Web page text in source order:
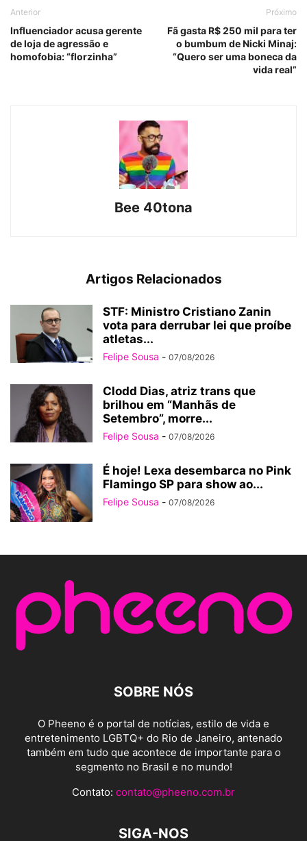
Anterior
Influenciador acusa gerente
de loja de agressão e
homofobia: “florzinha”
Próximo
Fã gasta R$ 250 mil para ter
o bumbum de Nicki Minaj:
“Quero ser uma boneca da
vida real”
Bee 40tona
Artigos Relacionados
STF: Ministro Cristiano Zanin
vota para derrubar lei que proíbe
atletas...
Felipe Sousa - 07/08/2026
Clodd Dias, atriz trans que
brilhou em “Manhãs de
Setembro”, morre...
Felipe Sousa - 07/08/2026
É hoje! Lexa desembarca no Pink
Flamingo SP para show ao...
Felipe Sousa - 07/08/2026
SOBRE NÓS
O Pheeno é o portal de notícias, estilo de vida e
entretenimento LGBTQ+ do Rio de Janeiro, antenado
também em tudo que acontece de importante para o
segmento no Brasil e no mundo!
Contato: contato@pheeno.com.br
SIGA-NOS